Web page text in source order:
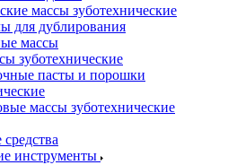
массы зуботехнические
для дублирования
массы
зуботехнические
пасты и порошки
массы зуботехнические
инструменты